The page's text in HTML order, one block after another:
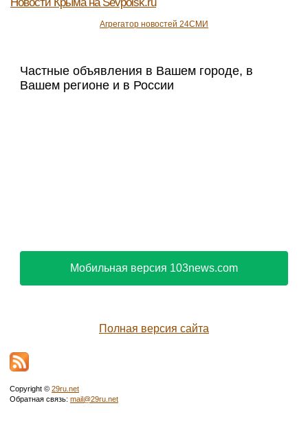
Агрегатор новостей 24СМИ
Частные объявления в Вашем городе, в
Вашем регионе и в России
Мобильная версия 103news.com
Полная версия сайта
Copyright © 29ru.net
Обратная связь: mail@29ru.net